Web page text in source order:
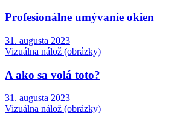
Profesionálne umývanie okien
31. augusta 2023
Vizuálna nálož (obrázky)
A ako sa volá toto?
31. augusta 2023
Vizuálna nálož (obrázky)